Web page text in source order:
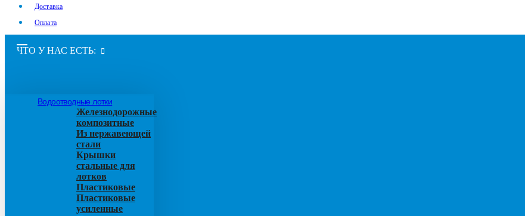
Доставка
Оплата
ЧТО У НАС ЕСТЬ:
Водоотводные лотки
Железнодорожные
композитные
Из нержавеющей
стали
Крышки
стальные для
лотков
Пластиковые
Пластиковые
усиленные